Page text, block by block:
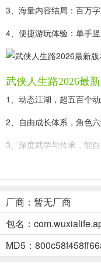
3、海量内容结局：百万
4、便捷游玩体验：单手
武侠人生路2026最
1、动态江湖，超五百个
2、自由成长体系，角色
3、深度武学与传承，能
武侠人生路2026最
1. 操作便捷：采用单手竖
厂商：暂无厂商
包名：
MD5：